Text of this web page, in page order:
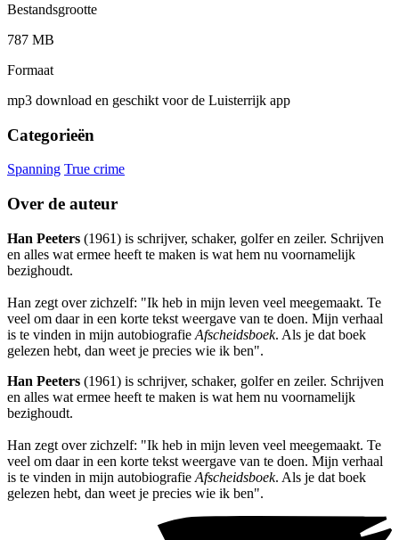
Bestandsgrootte
787 MB
Formaat
mp3 download en geschikt voor de Luisterrijk app
Categorieën
Spanning True crime
Over de auteur
Han Peeters (1961) is schrijver, schaker, golfer en zeiler. Schrijven
en alles wat ermee heeft te maken is wat hem nu voornamelijk
bezighoudt.
Han zegt over zichzelf: "Ik heb in mijn leven veel meegemaakt. Te
veel om daar in een korte tekst weergave van te doen. Mijn verhaal
is te vinden in mijn autobiografie Afscheidsboek. Als je dat boek
gelezen hebt, dan weet je precies wie ik ben".
Han Peeters (1961) is schrijver, schaker, golfer en zeiler. Schrijven
en alles wat ermee heeft te maken is wat hem nu voornamelijk
bezighoudt.
Han zegt over zichzelf: "Ik heb in mijn leven veel meegemaakt. Te
veel om daar in een korte tekst weergave van te doen. Mijn verhaal
is te vinden in mijn autobiografie Afscheidsboek. Als je dat boek
gelezen hebt, dan weet je precies wie ik ben".